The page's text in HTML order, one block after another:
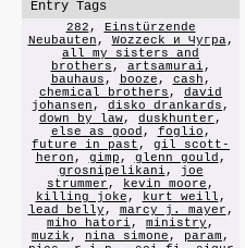
Entry Tags
282 , Einstürzende
Neubauten , Wozzeck и Чугра,
all my sisters and
brothers , artsamurai ,
bauhaus , booze , cash ,
chemical brothers , david
johansen , disko drankards ,
down by law, duskhunter ,
else as good , foglio ,
future in past , gil scott-
heron , gimp , glenn gould ,
grosnipelikani ,
joe
strummer , kevin moore ,
killing joke , kurt weill ,
lead belly , marcy j. mayer ,
miho hatori , ministry ,
muzik , nina simone , param ,